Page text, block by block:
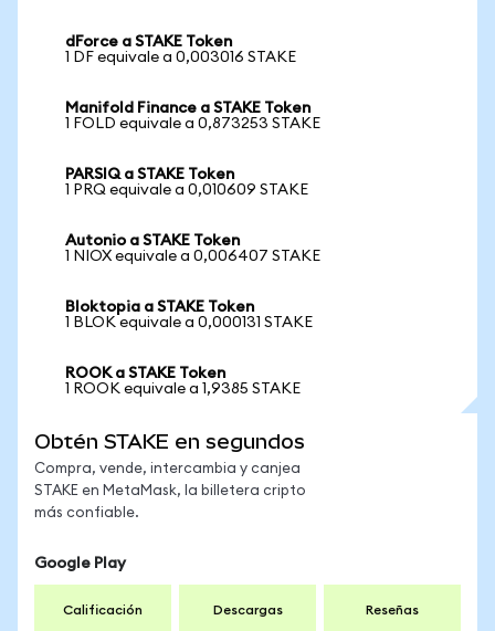
dForce a STAKE Token
1 DF equivale a 0,003016 STAKE
Manifold Finance a STAKE Token
1 FOLD equivale a 0,873253 STAKE
PARSIQ a STAKE Token
1 PRQ equivale a 0,010609 STAKE
Autonio a STAKE Token
1 NIOX equivale a 0,006407 STAKE
Bloktopia a STAKE Token
1 BLOK equivale a 0,000131 STAKE
ROOK a STAKE Token
1 ROOK equivale a 1,9385 STAKE
Obtén STAKE en segundos
Compra, vende, intercambia y canjea
STAKE en MetaMask, la billetera cripto
más confiable.
Google Play
Calificación Descargas Reseñas